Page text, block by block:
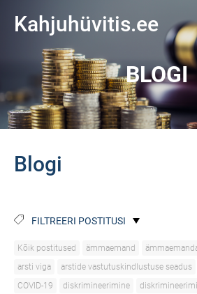
Kahjuhüvitis.ee
BLOGI
Blogi
FILTREERI POSTITUSI
Kõik postitused ämmaemand
arsti viga
arstide vastutuskindlustuse seadus
COVID-19
diskrimineerimine